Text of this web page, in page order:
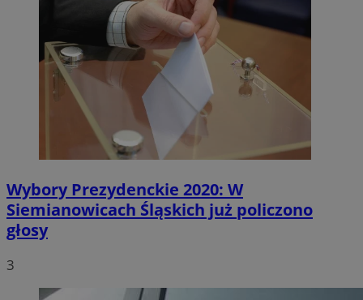
Wybory Prezydenckie 2020: W
Siemianowicach Śląskich już policzono
głosy
3